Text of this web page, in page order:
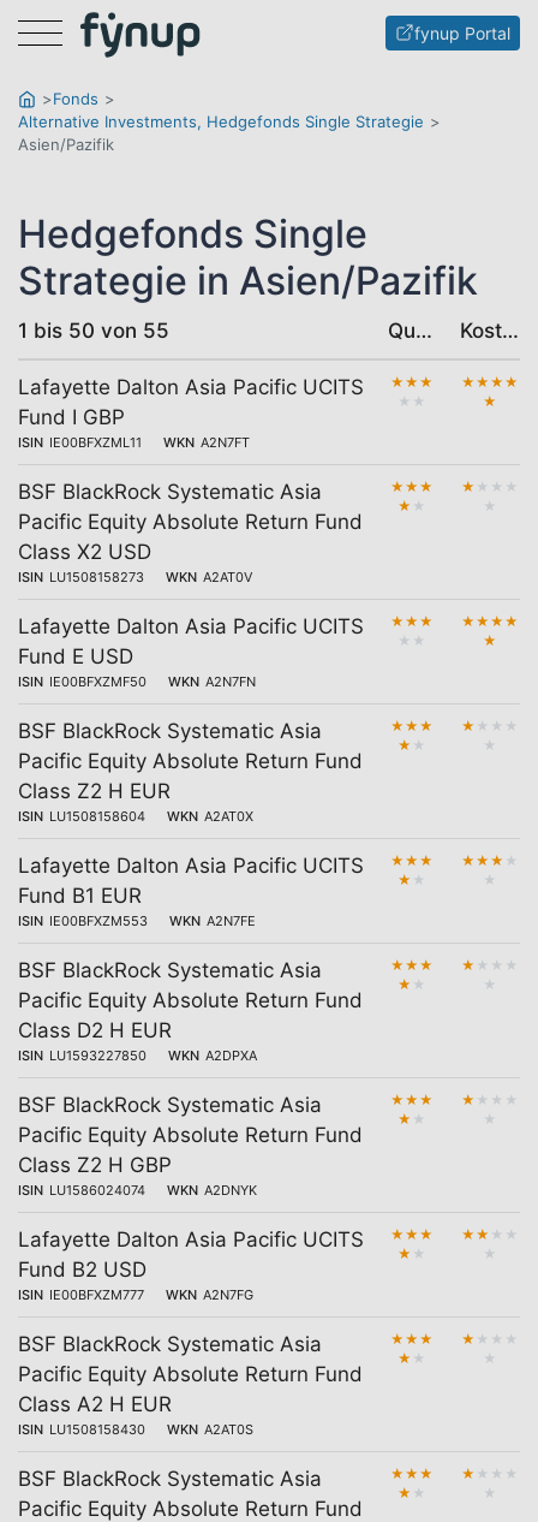
Menu fynup Portal
Fonds
Alternative Investments, Hedgefonds Single Strategie
Asien/Pazifik
Hedgefonds Single
Strategie in Asien/Pazifik
1 bis 50 von 55 Qualität Kosten
Lafayette Dalton Asia Pacific UCITS
Fund I GBP
ISIN IE00BFXZML11 WKN A2N7FT
★ ★ ★
★ ★
★ ★ ★ ★
★
BSF BlackRock Systematic Asia
Pacific Equity Absolute Return Fund
Class X2 USD
ISIN LU1508158273 WKN A2AT0V
★ ★ ★
★ ★
★ ★ ★ ★
★
Lafayette Dalton Asia Pacific UCITS
Fund E USD
ISIN IE00BFXZMF50 WKN A2N7FN
★ ★ ★
★ ★
★ ★ ★ ★
★
BSF BlackRock Systematic Asia
Pacific Equity Absolute Return Fund
Class Z2 H EUR
ISIN LU1508158604 WKN A2AT0X
★ ★ ★
★ ★
★ ★ ★ ★
★
Lafayette Dalton Asia Pacific UCITS
Fund B1 EUR
ISIN IE00BFXZM553 WKN A2N7FE
★ ★ ★
★ ★
★ ★ ★ ★
★
BSF BlackRock Systematic Asia
Pacific Equity Absolute Return Fund
Class D2 H EUR
ISIN LU1593227850 WKN A2DPXA
★ ★ ★
★ ★
★ ★ ★ ★
★
BSF BlackRock Systematic Asia
Pacific Equity Absolute Return Fund
Class Z2 H GBP
ISIN LU1586024074 WKN A2DNYK
★ ★ ★
★ ★
★ ★ ★ ★
★
Lafayette Dalton Asia Pacific UCITS
Fund B2 USD
ISIN IE00BFXZM777 WKN A2N7FG
★ ★ ★
★ ★
★ ★ ★ ★
★
BSF BlackRock Systematic Asia
Pacific Equity Absolute Return Fund
Class A2 H EUR
ISIN LU1508158430 WKN A2AT0S
★ ★ ★
★ ★
★ ★ ★ ★
★
BSF BlackRock Systematic Asia
Pacific Equity Absolute Return Fund
★ ★ ★
★ ★
★ ★ ★ ★
★